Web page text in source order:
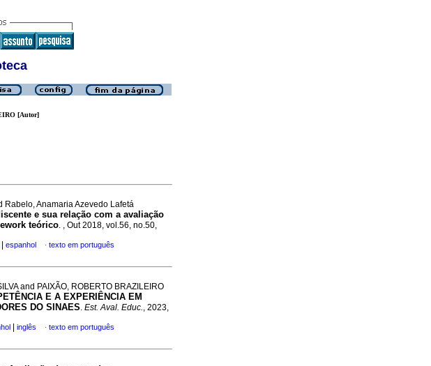
[Autor]
Rabelo, Anamaria Azevedo Lafetá
e sua relação com a avaliação
teórico. , Out 2018, vol.56, no.50,
espanhol · texto em português
and PAIXÃO, ROBERTO BRAZILEIRO
E A EXPERIÊNCIA EM
DO SINAES. Est. Aval. Educ., 2023,
inglês · texto em português